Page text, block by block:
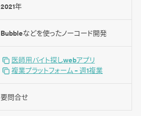
2021年
Bubbleなどを使ったノーコード開発
医師用バイト探しwebアプリ
複業プラットフォーム – 週1複業
要問合せ